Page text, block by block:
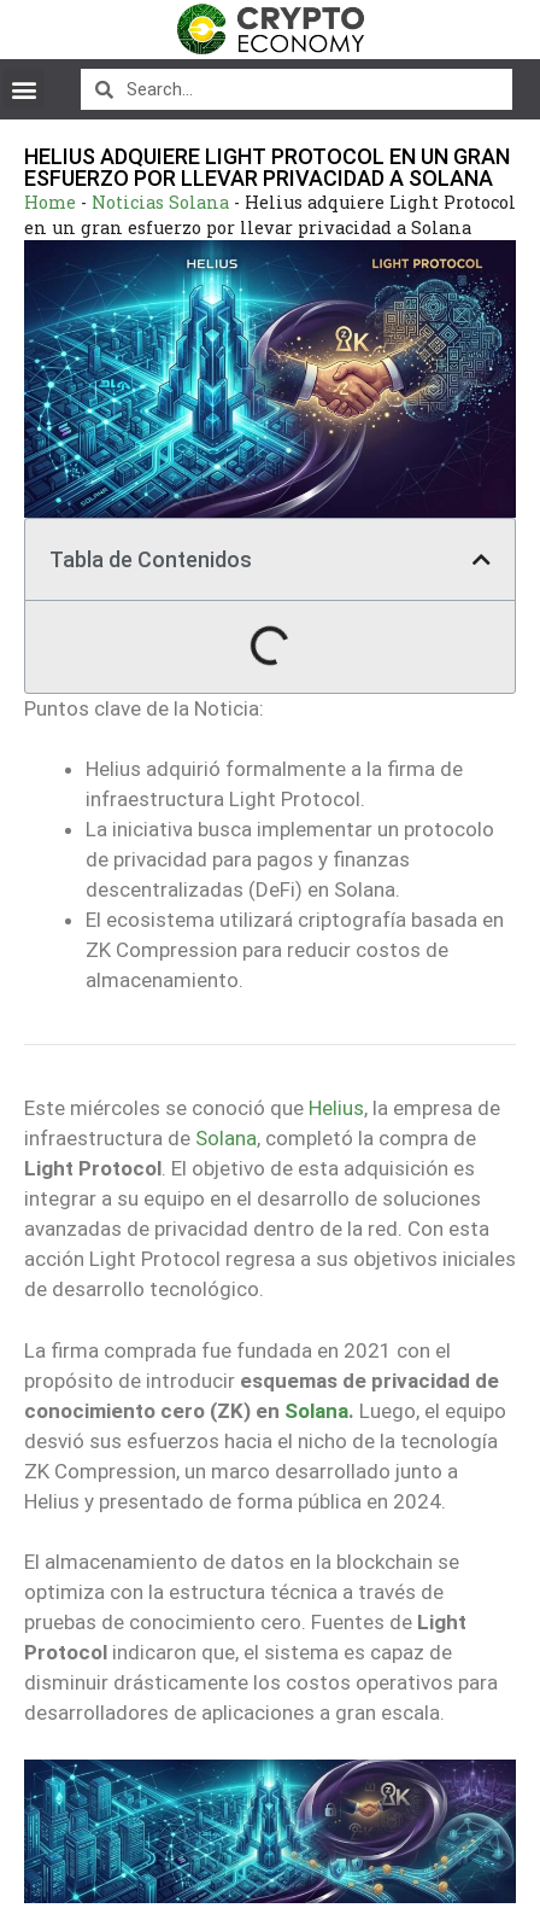
HELIUS ADQUIERE LIGHT PROTOCOL EN UN GRAN
ESFUERZO POR LLEVAR PRIVACIDAD A SOLANA
Home - Noticias Solana - Helius adquiere Light Protocol
en un gran esfuerzo por llevar privacidad a Solana
Tabla de Contenidos
Puntos clave de la Noticia:
Helius adquirió formalmente a la firma de
infraestructura Light Protocol.
La iniciativa busca implementar un protocolo
de privacidad para pagos y finanzas
descentralizadas (DeFi) en Solana.
El ecosistema utilizará criptografía basada en
ZK Compression para reducir costos de
almacenamiento.
Este miércoles se conoció que Helius, la empresa de
infraestructura de Solana, completó la compra de
Light Protocol. El objetivo de esta adquisición es
integrar a su equipo en el desarrollo de soluciones
avanzadas de privacidad dentro de la red. Con esta
acción Light Protocol regresa a sus objetivos iniciales
de desarrollo tecnológico.
La firma comprada fue fundada en 2021 con el
propósito de introducir esquemas de privacidad de
conocimiento cero (ZK) en Solana. Luego, el equipo
desvió sus esfuerzos hacia el nicho de la tecnología
ZK Compression, un marco desarrollado junto a
Helius y presentado de forma pública en 2024.
El almacenamiento de datos en la blockchain se
optimiza con la estructura técnica a través de
pruebas de conocimiento cero. Fuentes de Light
Protocol indicaron que, el sistema es capaz de
disminuir drásticamente los costos operativos para
desarrolladores de aplicaciones a gran escala.